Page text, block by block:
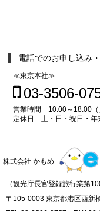
電話でのお申し込み
≪東京本社≫
03-3506-
営業時間 10:00～18:00（
定休日 土・日・祝日・年
株式会社 かもめ
（観光庁長官登録旅行業第
〒105-0003 東京都港区西新